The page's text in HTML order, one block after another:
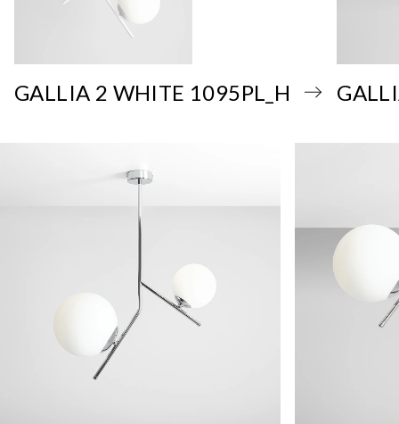
GALLIA 2 WHITE 1095PL_H